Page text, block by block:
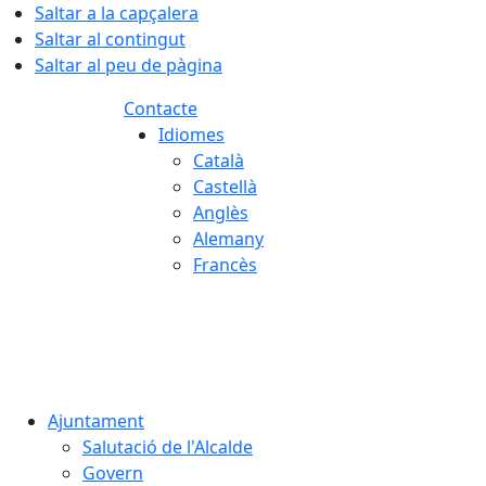
Saltar a la capçalera
Saltar al contingut
Saltar al peu de pàgina
Contacte
Idiomes
Català
Castellà
Anglès
Alemany
Francès
Ajuntament
Salutació de l'Alcalde
Govern